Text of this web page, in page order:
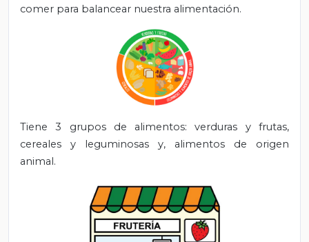
comer para balancear nuestra alimentación.
Tiene 3 grupos de alimentos:verduras y frutas,
cereales y leguminosas y, alimentos de origen
animal.